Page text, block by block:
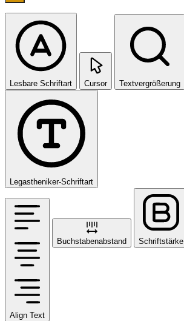
Lesbare Schriftart Cursor Textvergrößerung
Legastheniker-Schriftart
Align Text
Buchstabenabstand Schriftstärke